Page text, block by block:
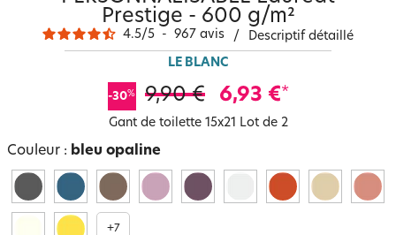
Prestige - 600 g/m²
4.5/5 - 967 avis / Descriptif détaillé
LE BLANC
-30% 9,90 € 6,93 €*
Gant de toilette 15x21 Lot de 2
Couleur : bleu opaline
+7